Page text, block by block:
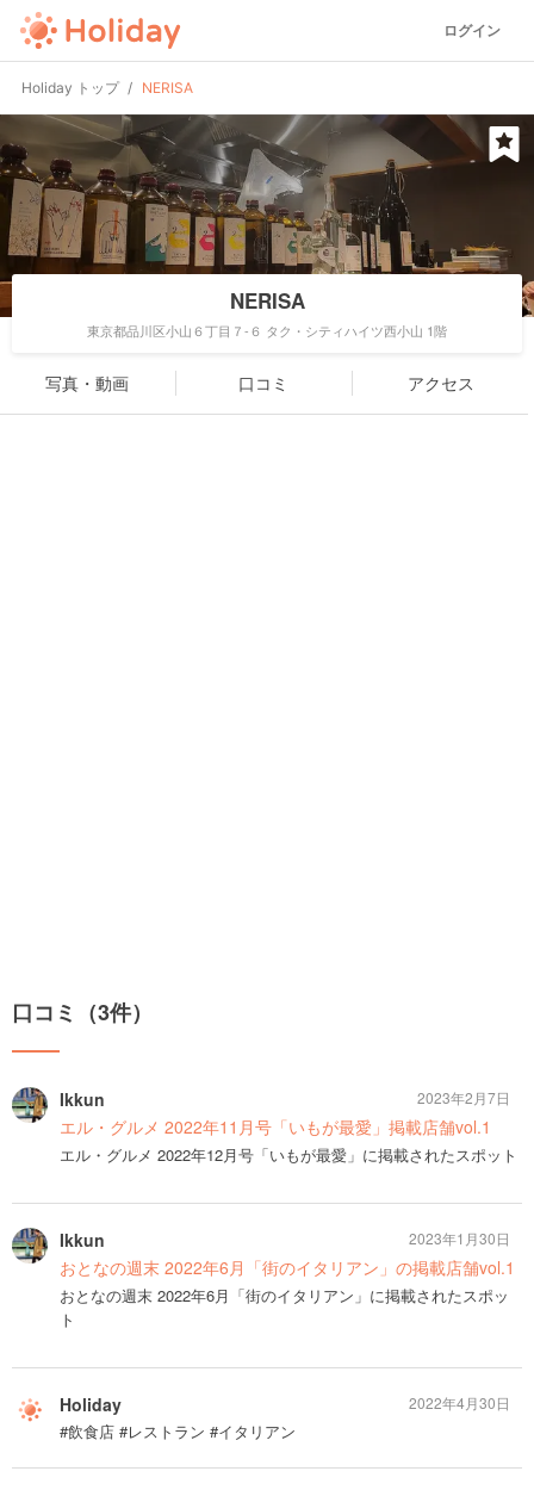
ログイン
Holiday トップ NERISA
NERISA
東京都品川区小山６丁目７-６ タク・シティハイツ西小山 1階
写真・動画 口コミ アクセス
口コミ（3件）
Ikkun
エル・グルメ 2022年11月号「いもが最愛」掲載店舗vol.1
エル・グルメ 2022年12月号「いもが最愛」に掲載されたスポット
2023年2月7日
Ikkun
おとなの週末 2022年6月「街のイタリアン」の掲載店舗vol.1
おとなの週末 2022年6月「街のイタリアン」に掲載されたスポッ
ト
2023年1月30日
Holiday
#飲食店 #レストラン #イタリアン
2022年4月30日